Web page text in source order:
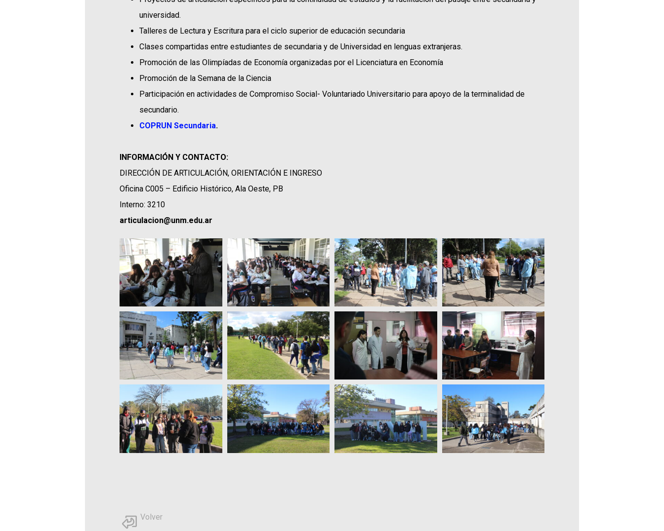
universidad.
Talleres de Lectura y Escritura para el ciclo superior de educación secundaria
Clases compartidas entre estudiantes de secundaria y de Universidad en lenguas extranjeras.
Promoción de las Olimpíadas de Economía organizadas por el Licenciatura en Economía
Promoción de la Semana de la Ciencia
Participación en actividades de Compromiso Social- Voluntariado Universitario para apoyo de la terminalidad de
secundario.
COPRUN Secundaria.
INFORMACIÓN Y CONTACTO:
DIRECCIÓN DE ARTICULACIÓN, ORIENTACIÓN E INGRESO
Oficina C005 – Edificio Histórico, Ala Oeste, PB
Interno: 3210
articulacion@unm.edu.ar
Volver